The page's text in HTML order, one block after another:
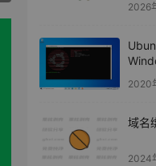
2026
2020
域名
2024